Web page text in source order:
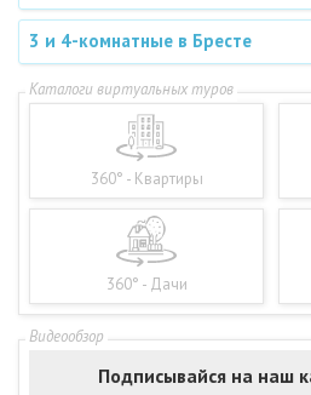
3 и 4-комнатные в Бресте
360° - Квартиры
360° - Дачи
Подписывайся на наш